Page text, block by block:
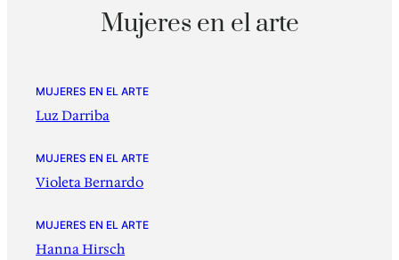
Mujeres en el arte
MUJERES EN EL ARTE
Luz Darriba
MUJERES EN EL ARTE
Violeta Bernardo
MUJERES EN EL ARTE
Hanna Hirsch